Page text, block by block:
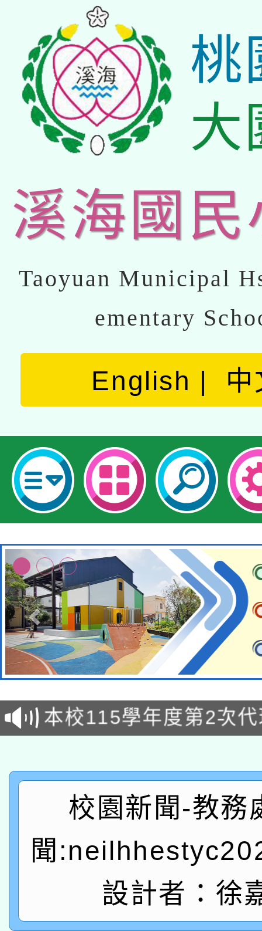
桃
大
溪海國民
Taoyuan Municipal
ementary
English 中
本校115學年度第1次
第3次招考甄選結果公
本校115學年度第2次
有關原住民族委員會
公告之原住民族歲時祭
一案。
兒童少年暑期犯罪預防
答一案
有關本府115年70歲以
心」，鼓勵退休同仁踴
招甄選結果公告(無人
適應運動共學行動站研
本館辦理115年度閱讀
暨閱讀推動專業研習
科技賦能─人工智慧
校園新聞-教務
聞
設計者：徐